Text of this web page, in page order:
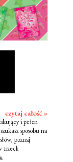
czytaj całość »
i pełen
sposobu na
poznaj
trzech
.